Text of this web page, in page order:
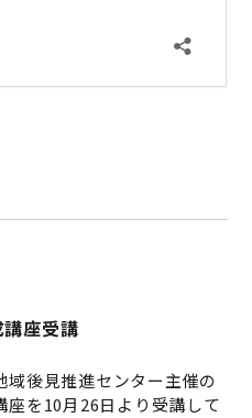
座受講
後見推進センター主催の
を10月26日より受講して